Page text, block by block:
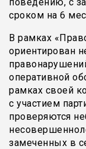
сроком на 6
В рамках
ориентирован
оперативной
рамках своей
с участием
проверяются
замеченных в